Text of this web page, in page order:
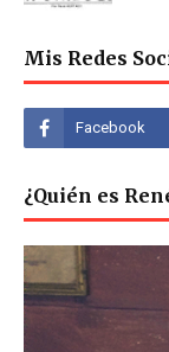
Mis Redes
¿Quién es